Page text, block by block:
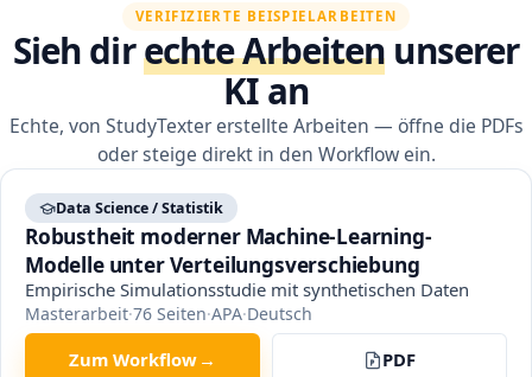
VERIFIZIERTE BEISPIELARBEITEN
Sieh direchte Arbeiten unserer
KI an
Echte, von StudyTexter erstellte Arbeiten — öffne die PDFs
oder steige direkt in den Workflow ein.
Data Science / Statistik
Robustheit moderner Machine-Learning-
Modelle unter Verteilungsverschiebung
Empirische Simulationsstudie mit synthetischen Daten
Masterarbeit·76 Seiten·APA·Deutsch
Zum Workflow → PDF